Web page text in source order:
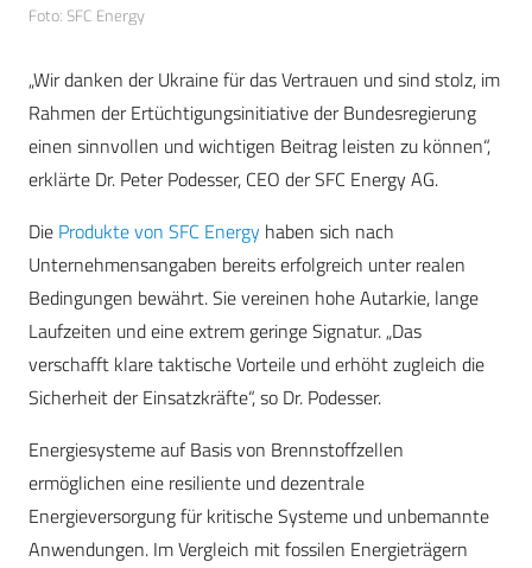
Foto: SFC Energy
„Wir danken der Ukraine für das Vertrauen und sind stolz, im
Rahmen der Ertüchtigungsinitiative der Bundesregierung
einen sinnvollen und wichtigen Beitrag leisten zu können“,
erklärte Dr. Peter Podesser, CEO der SFC Energy AG.
Die Produkte von SFC Energy haben sich nach
Unternehmensangaben bereits erfolgreich unter realen
Bedingungen bewährt. Sie vereinen hohe Autarkie, lange
Laufzeiten und eine extrem geringe Signatur. „Das
verschafft klare taktische Vorteile und erhöht zugleich die
Sicherheit der Einsatzkräfte“, so Dr. Podesser.
Energiesysteme auf Basis von Brennstoffzellen
ermöglichen eine resiliente und dezentrale
Energieversorgung für kritische Systeme und unbemannte
Anwendungen. Im Vergleich mit fossilen Energieträgern